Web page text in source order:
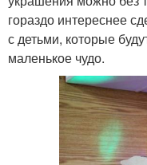
гораздо интереснее
с детьми, которые
маленькое чудо.